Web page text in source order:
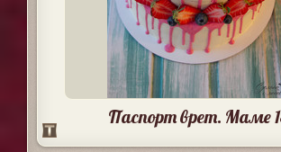
Паспорт врет. Маме